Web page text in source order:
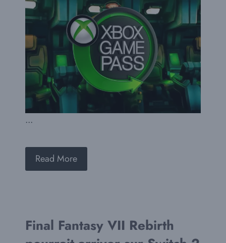
...
Read More
Final Fantasy VII Rebirth